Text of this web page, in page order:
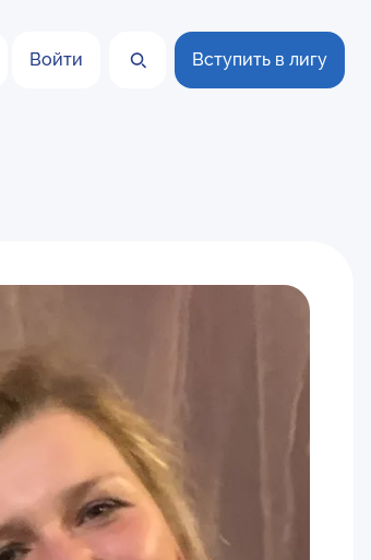
Войти Вступить в лигу